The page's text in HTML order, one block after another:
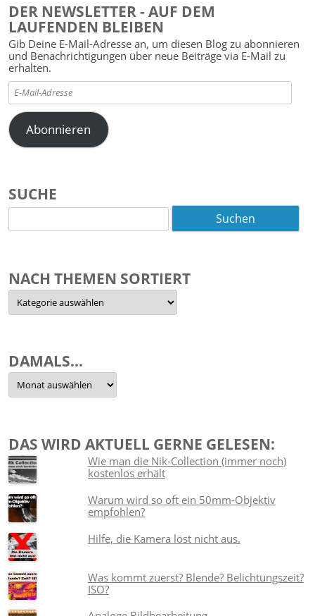
DER NEWSLETTER - AUF DEM
LAUFENDEN BLEIBEN
Gib Deine E-Mail-Adresse an, um diesen Blog zu abonnieren
und Benachrichtigungen über neue Beiträge via E-Mail zu
erhalten.
E-
Mail-
Adresse
Abonnieren
SUCHE
nach:
NACH THEMEN SORTIERT
Nach
Themen
sortiert
DAMALS…
Damals…
DAS WIRD AKTUELL GERNE GELESEN:
Wie man die Nik-Collection (immer noch)
kostenlos erhält
Warum wird so oft ein 50mm-Objektiv
empfohlen?
Hilfe, die Kamera löst nicht aus.
Was kommt zuerst? Blende? Belichtungszeit?
ISO?